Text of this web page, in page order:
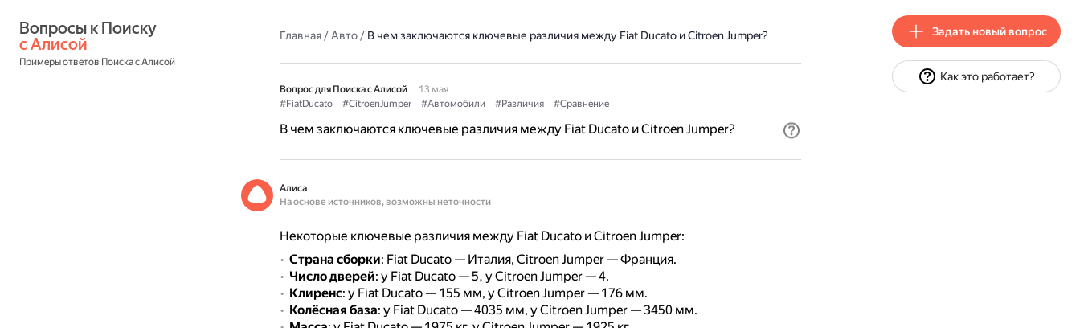
с Алисой
Примеры ответов Поиска с Алисой
Главная/Авто/ В чем заключаются ключевые различия между Fiat Ducato и Citroen Jumper?
Вопрос для Поиска с Алисой
13 мая
#FiatDucato
#CitroenJumper #Автомобили #Различия #Сравнение
В чем заключаются ключевые различия между Fiat Ducato и Citroen Jumper?
Алиса
На основе источников, возможны неточности
Некоторые ключевые различия между Fiat Ducato и Citroen Jumper:
Страна сборки: Fiat Ducato — Италия, Citroen Jumper — Франция.
Число дверей: у Fiat Ducato — 5, у Citroen Jumper — 4.
Клиренс: у Fiat Ducato — 155 мм, у Citroen Jumper — 176 мм.
Колёсная база: у Fiat Ducato — 4035 мм, у Citroen Jumper — 3450 мм.
Задать новый вопрос
Как это работает?